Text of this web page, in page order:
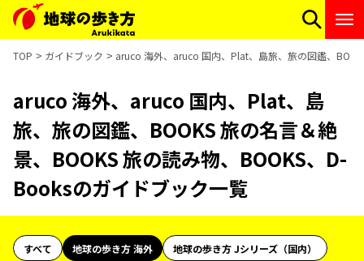
TOP ガイドブック aruco 海外、aruco 国内、Plat、島旅、旅の図鑑、
aruco 海外、aruco 国内、Plat、島
旅、旅の図鑑、BOOKS 旅の名言＆絶
景、BOOKS 旅の読み物、BOOKS、D-
Booksのガイドブック一覧
すべて 地球の歩き方 海外
地球の歩き方 Jシリーズ（国内）